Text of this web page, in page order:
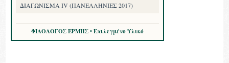
ΔΙΑΓΩΝΙΣΜΑ IV (ΠΑΝΕΛΛΗΝΙΕΣ 2017)
ΦΙΛΟΛΟΓΟΣ ΕΡΜΗΣ • Επιλεγμένο Υλικό